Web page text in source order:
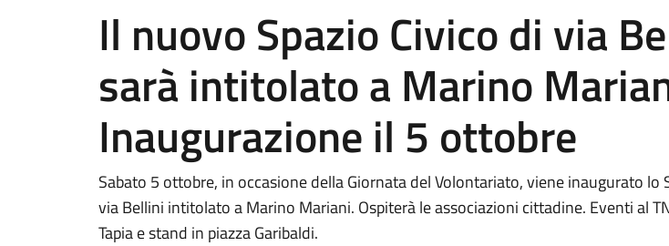
Il nuovo Spazio Civico di via
sarà intitolato a Marino
Inaugurazione il 5 ottobre
Sabato 5 ottobre, in occasione della Giornata del Volontariato, viene inaugurato lo
via Bellini intitolato a Marino Mariani. Ospiterà le associazioni cittadine. Eventi al
Tapia e stand in piazza Garibaldi.